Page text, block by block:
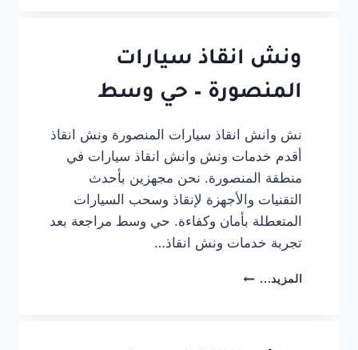
طريق
دمياط
ونش انقاذ سيارات
المنصورة – حي وسط
نش وانش انقاذ سيارات المنصورة ونش انقاذ
أقدم خدمات ونش وانش انقاذ سيارات في
منطقة المنصورة. نحن مجهزين بأحدث
التقنيات والأجهزة لإنقاذ وسحب السيارات
المتعطلة بأمان وكفاءة. حي وسط مراجعة بعد
تجربة خدمات ونش انقاذ…
المزيد... ونش